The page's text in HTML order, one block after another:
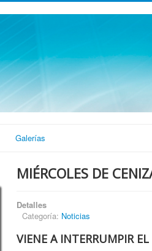
Galerías
MIÉRCOLES DE
Detalles
Categoría: Noticias
VIENE A INTERRUMPIR